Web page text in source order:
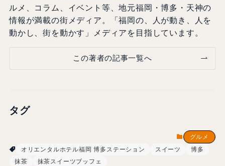
ルメ、コラム、イベント等、地元福岡・博多・天神の
情報が満載の街メディア。「福岡の、人が動き、人を
動かし、街を動かす」メディアを目指しています。
この著者の記事一覧へ
タグ
グルメ
オリエンタルホテル福岡 博多ステーション
スイーツ
博多
抹茶
抹茶スイーツブッフェ